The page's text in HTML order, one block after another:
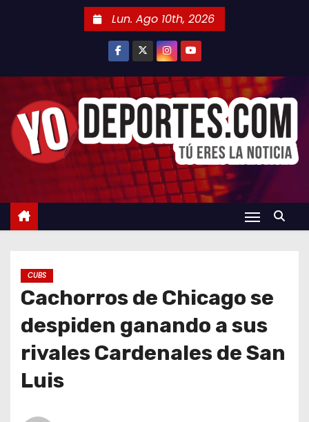
n
Lun. Ago 10th, 2026
CUBS
Cachorros de Chicago se
despiden ganando a sus
rivales Cardenales de San
Luis